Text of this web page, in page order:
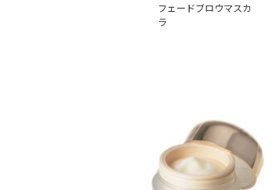
フェードブロウマスカ
ラ